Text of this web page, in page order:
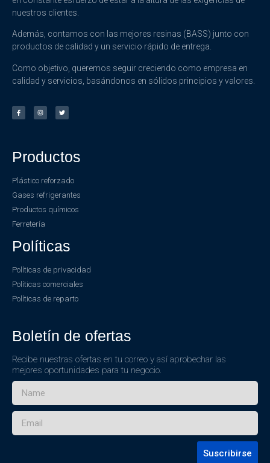
nuestros clientes.
Además, contamos con las mejores resinas (BASS) junto con
productos de calidad y un servicio rápido de entrega.
Como objetivo, queremos seguir creciendo como empresa en
calidad y servicios, basándonos en sólidos principios y valores.
Productos
Plástico reforzado
Gases refrigerantes
Productos químicos
Ferretería
Políticas
Políticas de privacidad
Políticas comerciales
Políticas de reparto
Boletín de ofertas
Recibe nuestras ofertas en tu correo y así aprobechar las
mejores oportunidades para tu negocio.
Suscribirse